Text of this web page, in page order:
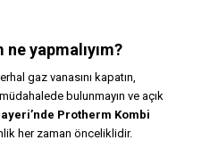
yapmalıyım?
gaz vanasını kapatın,
bulunmayın ve açık
Protherm Kombi
her zaman önceliklidir.